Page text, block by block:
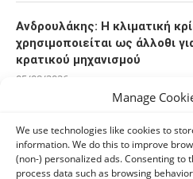
Manage
We use technologies like cookies to
information. We do this to improve
(non-) personalized ads. Consenting to
process data such as browsing
Ανδρουλάκης: Η κλιματική
χρησιμοποιείται ως άλλοθι
κρατικού μηχανισμού
05/08/2026
Ελπίδα για τη Δημοκρατία:
Μουτσάτσου και δύο ακόμα
05/08/2026